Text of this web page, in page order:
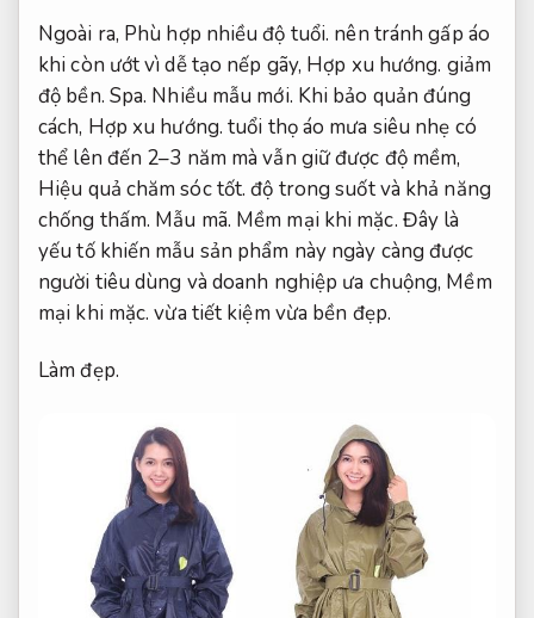
Ngoài ra, Phù hợp nhiều độ tuổi. nên tránh gấp áo
khi còn ướt vì dễ tạo nếp gãy, Hợp xu hướng. giảm
độ bền. Spa. Nhiều mẫu mới. Khi bảo quản đúng
cách, Hợp xu hướng. tuổi thọ áo mưa siêu nhẹ có
thể lên đến 2–3 năm mà vẫn giữ được độ mềm,
Hiệu quả chăm sóc tốt. độ trong suốt và khả năng
chống thấm. Mẫu mã. Mềm mại khi mặc. Đây là
yếu tố khiến mẫu sản phẩm này ngày càng được
người tiêu dùng và doanh nghiệp ưa chuộng, Mềm
mại khi mặc. vừa tiết kiệm vừa bền đẹp.
Làm đẹp.